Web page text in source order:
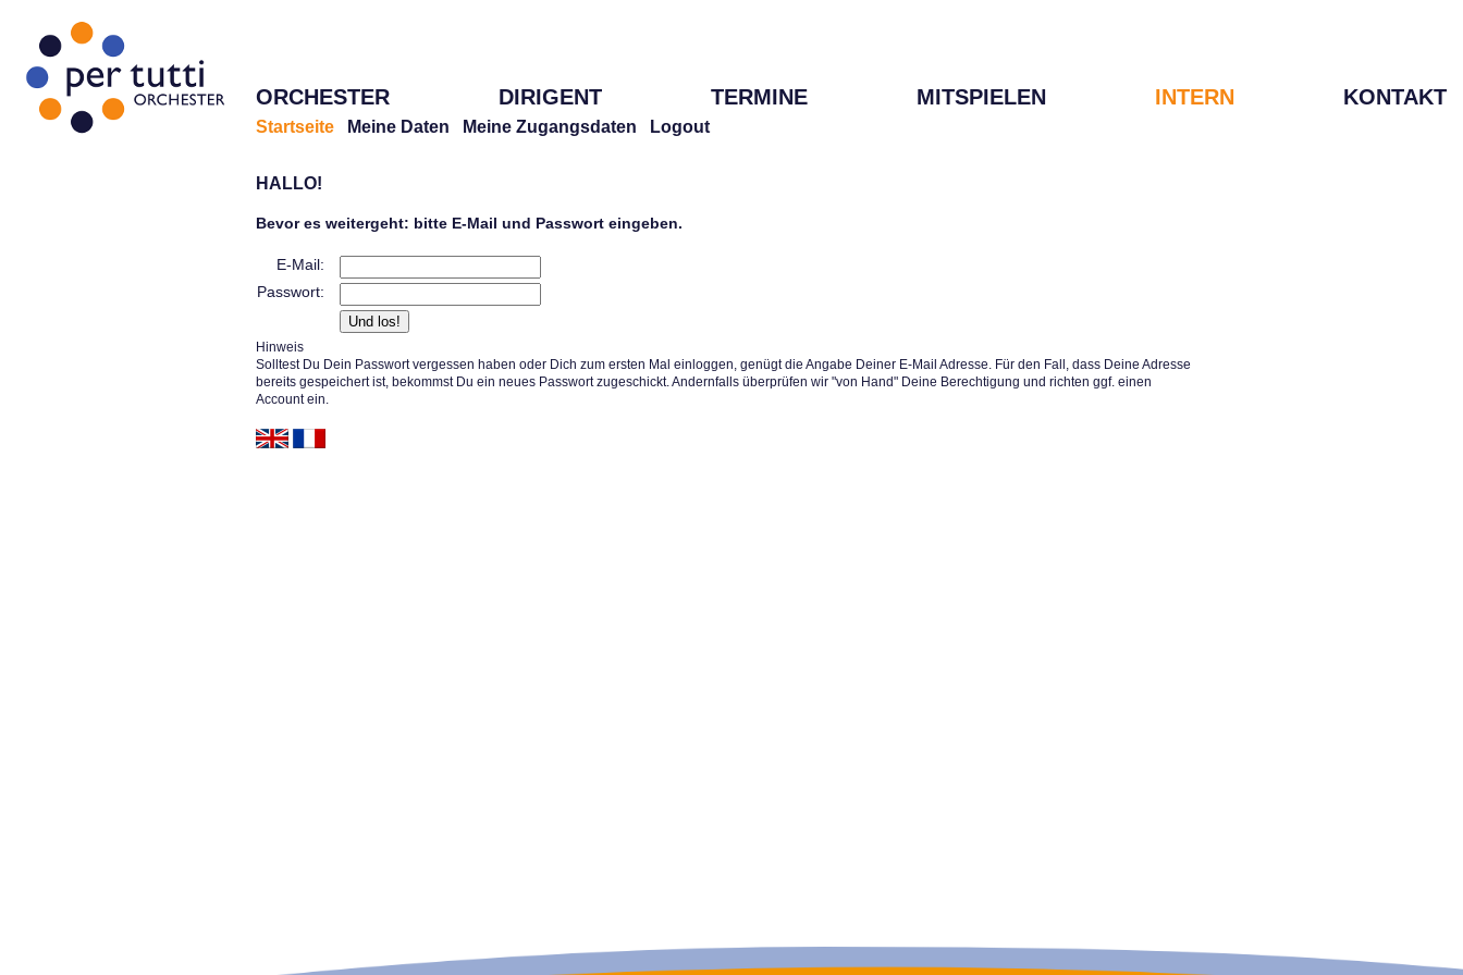
ORCHESTER DIRIGENT TERMINE MITSPIELEN INTERN KONTAKT
Startseite Meine Daten Meine Zugangsdaten Logout
HALLO!
Bevor es weitergeht: bitte E-Mail und Passwort eingeben.
E-Mail:
Passwort:
Hinweis
Solltest Du Dein Passwort vergessen haben oder Dich zum ersten Mal einloggen, genügt die Angabe Deiner E-Mail Adresse. Für den Fall, dass Deine Adresse
bereits gespeichert ist, bekommst Du ein neues Passwort zugeschickt. Andernfalls überprüfen wir "von Hand" Deine Berechtigung und richten ggf. einen
Account ein.